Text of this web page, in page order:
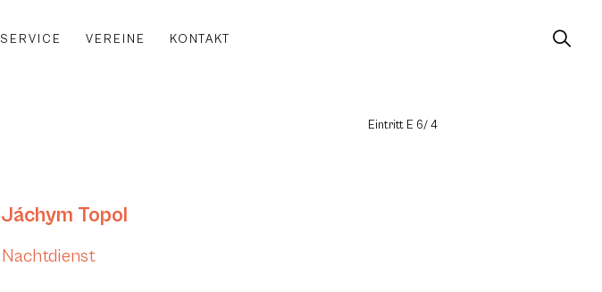
SERVICE VEREINE KONTAKT
Eintritt E 6/ 4
Jáchym Topol
Nachtdienst